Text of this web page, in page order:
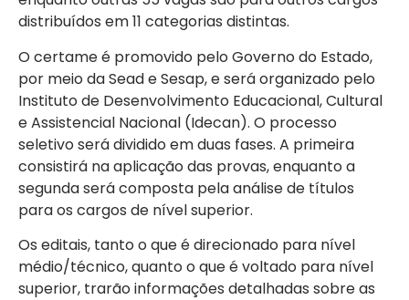
distribuídos em 11 categorias distintas.
O certame é promovido pelo Governo do Estado,
por meio da Sead e Sesap, e será organizado pelo
Instituto de Desenvolvimento Educacional, Cultural
e Assistencial Nacional (Idecan). O processo
seletivo será dividido em duas fases. A primeira
consistirá na aplicação das provas, enquanto a
segunda será composta pela análise de títulos
para os cargos de nível superior.
Os editais, tanto o que é direcionado para nível
médio/técnico, quanto o que é voltado para nível
superior, trarão informações detalhadas sobre as